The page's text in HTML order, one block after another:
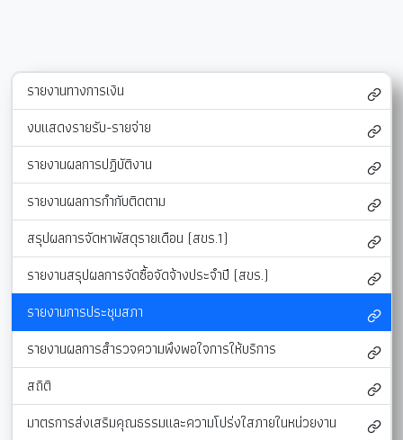
รายงานทางการเงิน
งบแสดงรายรับ-รายจ่าย
รายงานผลการปฏิบัติงาน
รายงานผลการกำกับติดตาม
สรุปผลการจัดหาพัสดุรายเดือน (สขร.1)
รายงานสรุปผลการจัดซื้อจัดจ้างประจำปี (สขร.)
รายงานการประชุมสภา
รายงานผลการสำรวจความพึงพอใจการให้บริการ
สถิติ
มาตรการส่งเสริมคุณธรรมและความโปร่งใสภายในหน่วยงาน